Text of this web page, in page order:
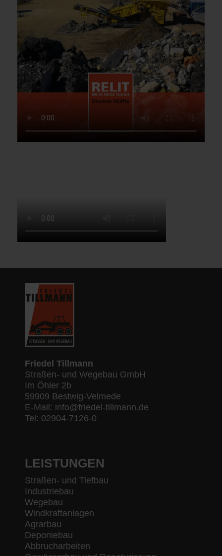
Friedel Tillmann
Straßen- und Wegebau GmbH
Im Öhler 2b
59909 Bestwig-Velmede
E-Mail: info@friedel-tillmann.de
Tel: 02904-7126-0
LEISTUNGEN
Straßen- und Tiefbau
Industriebau
Wegebau
Windkraftanlagen
Agrarbau
Deponiebau
Abbrucharbeiten